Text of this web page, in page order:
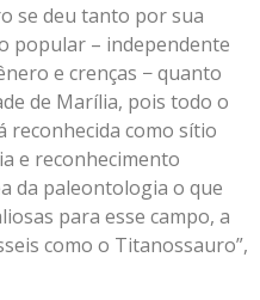
se deu tanto por sua
popular – independente
e crenças − quanto
de Marília, pois todo o
reconhecida como sítio
e reconhecimento
da paleontologia o que
para esse campo, a
como o Titanossauro”,